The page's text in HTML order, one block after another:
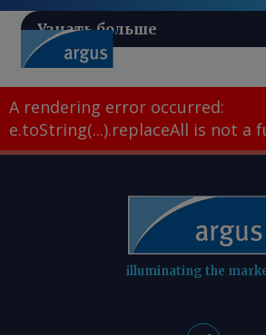
Узнать больше
A rendering error occurred:
e.toString(...).replaceAll is not a
illuminating the